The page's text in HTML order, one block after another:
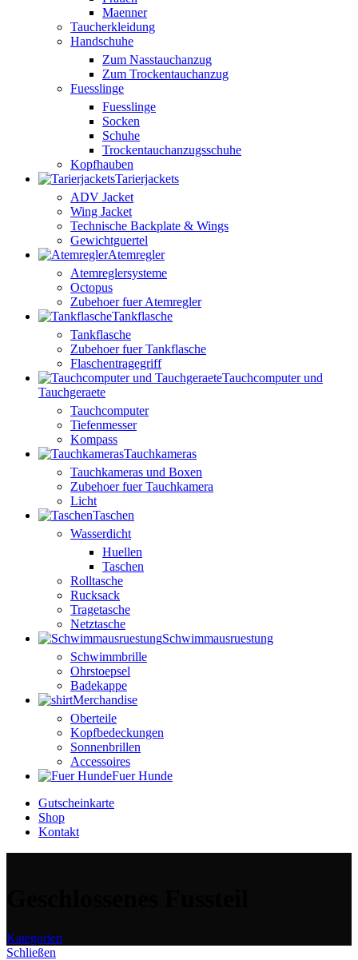
Maenner
Taucherkleidung
Handschuhe
Zum Nasstauchanzug
Zum Trockentauchanzug
Fuesslinge
Fuesslinge
Socken
Schuhe
Trockentauchanzugsschuhe
Kopfhauben
Tarierjackets
ADV Jacket
Wing Jacket
Technische Backplate & Wings
Gewichtguertel
Atemregler
Atemreglersysteme
Octopus
Zubehoer fuer Atemregler
Tankflasche
Tankflasche
Zubehoer fuer Tankflasche
Flaschentragegriff
Tauchcomputer und
Tauchgeraete
Tauchcomputer
Tiefenmesser
Kompass
Tauchkameras
Tauchkameras und Boxen
Zubehoer fuer Tauchkamera
Licht
Taschen
Wasserdicht
Huellen
Taschen
Rolltasche
Rucksack
Tragetasche
Netztasche
Schwimmausruestung
Schwimmbrille
Ohrstoepsel
Badekappe
Merchandise
Oberteile
Kopfbedeckungen
Sonnenbrillen
Accessoires
Fuer Hunde
Gutscheinkarte
Shop
Kontakt
Kategorien
Schließen